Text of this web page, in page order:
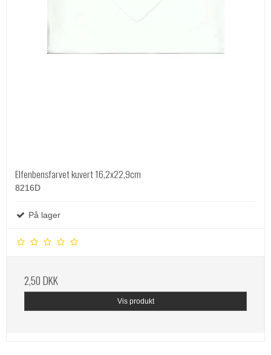
Elfenbensfarvet kuvert 16,2x22,9cm
8216D
På lager
2,50 DKK
Vis produkt